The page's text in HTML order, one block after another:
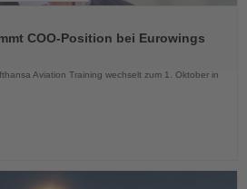
COO-Position bei Eurowings
Aviation Training wechselt zum 1. Oktober in